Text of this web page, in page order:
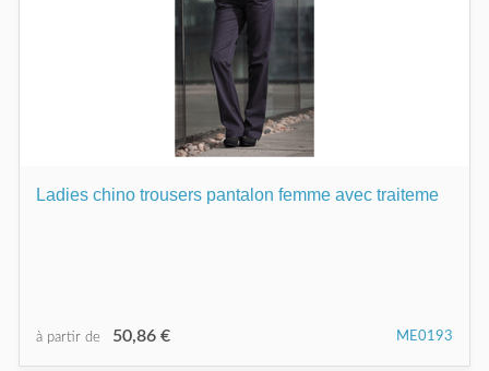
Ladies chino trousers pantalon femme avec traiteme
à partir de 50,86 € ME0193